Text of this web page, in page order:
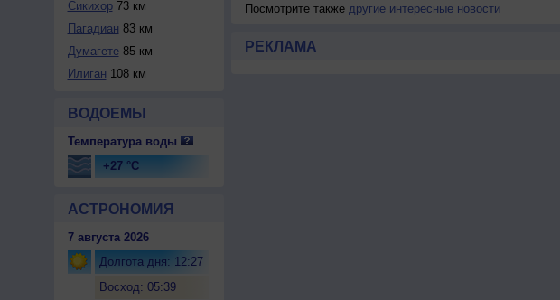
Сикихор73 км
Пагадиан 83 км
Думагете85 км
Илиган 108 км
ВОДОЕМЫ
Температура воды
+27 °C
АСТРОНОМИЯ
7 августа 2026
Долгота дня: 12:27
Восход: 05:39
Посмотрите также другие интересные новости
РЕКЛАМА